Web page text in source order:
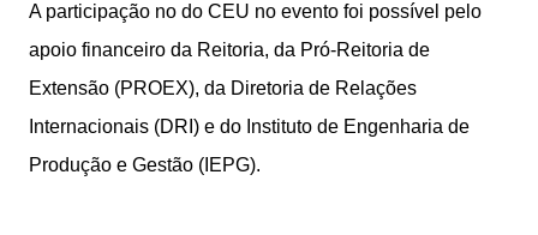
A participação no do CEU no evento foi possível pelo
apoio financeiro da Reitoria, da Pró-Reitoria de
Extensão (PROEX), da Diretoria de Relações
Internacionais (DRI) e do Instituto de Engenharia de
Produção e Gestão (IEPG).